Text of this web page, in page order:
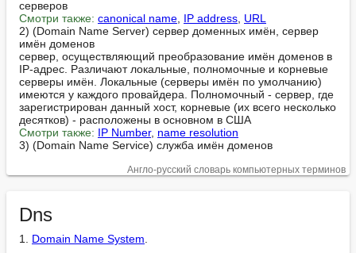
Смотри также: canonical name IP address URL
2) (Domain Name Server) сервер доменных имён, сервер
имён доменов
сервер, осуществляющий преобразование имён доменов в
IP-адрес. Различают локальные, полномочные и корневые
серверы имён. Локальные (серверы имён по умолчанию)
имеются у каждого провайдера. Полномочный - сервер, где
зарегистрирован данный хост, корневые (их всего несколько
Смотри также: IP Number, name resolution
3) (Domain Name Service) служба имён доменов
Англо-русский словарь компьютерных терминов
Dns
1. Domain Name System